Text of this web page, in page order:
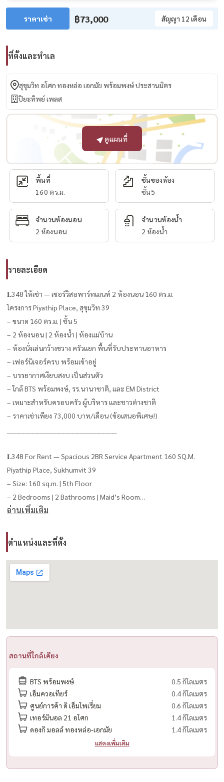
ราคาเช่า ฿73,000 สัญญา 12 เดือน
ที่ตั้งและทำเล
สุขุมวิท อโศก ทองหล่อ เอกมัย พร้อมพงษ์ ประสานมิตร
ปิยะทิพย์ เพลส
ดูแผนที่
พื้นที่
160 ตร.ม.
ชั้นของห้อง
ชั้น5
จำนวนห้องนอน
2 ห้องนอน
จำนวนห้องน้ำ
2 ห้องน้ำ
รายละเอียด
𝐋348 ให้เช่า — เซอร์วิสอพาร์ทเมนท์ 2 ห้องนอน 160 ตร.ม.
โครงการ Piyathip Place, สุขุมวิท 39
– ขนาด 160 ตร.ม. | ชั้น 5
– 2 ห้องนอน | 2 ห้องน้ำ | ห้องแม่บ้าน
– ห้องนั่งเล่นกว้างขวาง ครัวแยก พื้นที่รับประทานอาหาร
– เฟอร์นิเจอร์ครบ พร้อมเข้าอยู่
– บรรยากาศเงียบสงบ เป็นส่วนตัว
– ใกล้ BTS พร้อมพงษ์, รร.นานาชาติ, และ EM District
– เหมาะสำหรับครอบครัว ผู้บริหาร และชาวต่างชาติ
– ราคาเช่าเพียง 73,000 บาท/เดือน (ข้อเสนอพิเศษ!)
𝐋348 For Rent — Spacious 2BR Service Apartment 160 SQ.M.
Piyathip Place, Sukhumvit 39
– Size: 160 sq.m. | 5th Floor
– 2 Bedrooms | 2 Bathrooms | Maid’s Room
– Fully furnished, move-in ready
– Quiet and secure neighborhood
– Walking distance to BTS Phrom Phong, Int\'l Schools, EM District
– Ideal for expats, executives, and families
– Rental: THB 73,000/month (Special Offer!)
Piyathip Place，素坤逸39巷
– 2卧室 | 2浴室 | 保姆房
– 明亮宽敞的客厅，独立厨房与餐区
– 安静安全社区，适合家庭与外籍高管
– 步行至Phrom Phong站、国际学校、EM商圈
– 租金仅 73,000泰铢/月（特价优惠！）
____________________________________________
สนใจนัดชม / For private viewing / 预约看房
อ่านเพิ่มเติม
ตำแหน่งและที่ตั้ง
สถานที่ใกล้เคียง
BTS พร้อมพงษ์
0.5 กิโลเมตร
เอ็มควอเทียร์
0.4 กิโลเมตร
ศูนย์การค้า ดิ เอ็มโพเรี่ยม
0.6 กิโลเมตร
เทอร์มินอล 21 อโศก
1.4 กิโลเมตร
ดองกิ มอลล์ ทองหล่อ-เอกมัย
1.4 กิโลเมตร
แสดงเพิ่มเติม